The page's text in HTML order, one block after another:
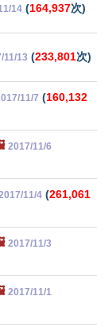
14 (164,937次)
11/13 (233,801次)
11/7 (160,132
2017/11/6
11/4 (261,061
2017/11/3
2017/11/1